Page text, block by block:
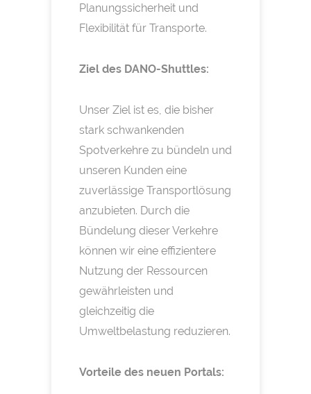
Planungssicherheit und
Flexibilität für Transporte.
Ziel des DANO-Shuttles:
Unser Ziel ist es, die bisher
stark schwankenden
Spotverkehre zu bündeln und
unseren Kunden eine
zuverlässige Transportlösung
anzubieten. Durch die
Bündelung dieser Verkehre
können wir eine effizientere
Nutzung der Ressourcen
gewährleisten und
gleichzeitig die
Umweltbelastung reduzieren.
Vorteile des neuen Portals: